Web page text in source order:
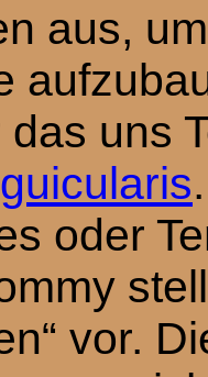
aus,
das uns
oder
vor.